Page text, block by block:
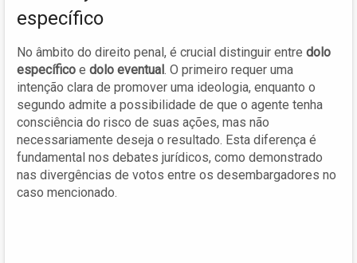
específico
No âmbito do direito penal, é crucial distinguir entre dolo
específico e dolo eventual. O primeiro requer uma
intenção clara de promover uma ideologia, enquanto o
segundo admite a possibilidade de que o agente tenha
consciência do risco de suas ações, mas não
necessariamente deseja o resultado. Esta diferença é
fundamental nos debates jurídicos, como demonstrado
nas divergências de votos entre os desembargadores no
caso mencionado.